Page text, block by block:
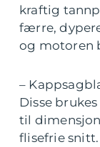
kraftig
færre,
og motoren
–
Disse
til
flisefrie